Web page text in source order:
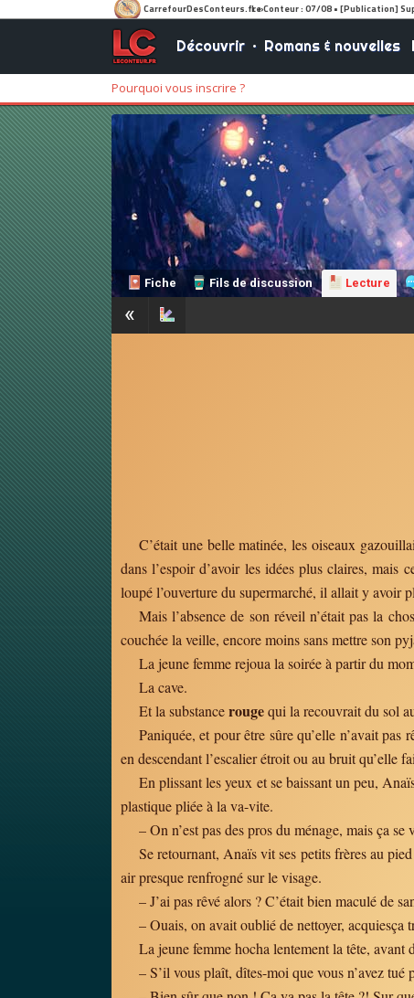
Découvrir• Romans & nouvelles
Pourquoi vous inscrire ?
Fiche Fils de discussion Lecture
«
C’était une belle matinée, les oiseaux
dans l’espoir d’avoir les idées plus claires,
loupé l’ouverture du supermarché, il allait y avoir
Mais l’absence de son réveil n’était pas la
couchée la veille, encore moins sans mettre son
La jeune femme rejoua la soirée à partir du
La cave.
Et la substancerougequi la recouvrait du sol
Paniquée, et pour être sûre qu’elle n’avait
en descendant l’escalier étroit ou au bruit
En plissant les yeux et se baissant un peu,
plastique pliée à la va-vite.
– On n’est pas des pros du ménage, mais ça
Se retournant, Anaïs vit ses petits frères au
air presque renfrogné sur le visage.
– J’ai pas rêvé alors ? C’était bien maculé de
– Ouais, on avait oublié de nettoyer,
La jeune femme hocha lentement la tête, avant
– S’il vous plaît, dîtes-moi que vous n’avez tué